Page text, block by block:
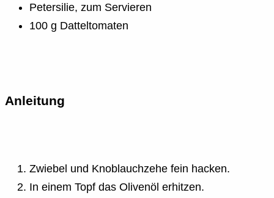
Petersilie, zum Servieren
100 g Datteltomaten
Anleitung
Zwiebel und Knoblauchzehe fein hacken.
In einem Topf das Olivenöl erhitzen.